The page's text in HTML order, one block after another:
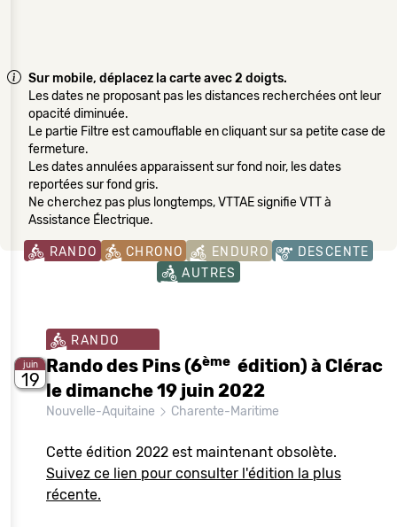
Sur mobile, déplacez la carte avec 2 doigts.
Les dates ne proposant pas les distances recherchées ont leur
opacité diminuée.
Le partie Filtre est camouflable en cliquant sur sa petite case de
fermeture.
Les dates annulées apparaissent sur fond noir, les dates
reportées sur fond gris.
Ne cherchez pas plus longtemps, VTTAE signifie VTT à
Assistance Électrique.
RANDO CHRONO ENDURO
DESCENTE
AUTRES
juin
19
RANDO
Rando des Pins (6ème édition) à Clérac
le dimanche 19 juin 2022
Nouvelle-Aquitaine Charente-Maritime
Cette édition 2022 est maintenant obsolète.
Suivez ce lien pour consulter l'édition la plus
récente.